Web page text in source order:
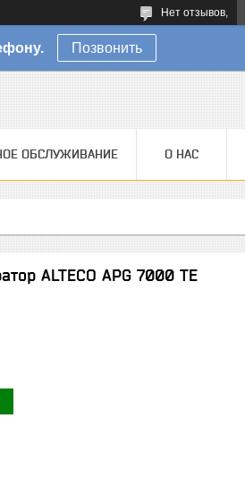
Нет отзывов,
Позвонить
ОБСЛУЖИВАНИЕ О НАС
ALTECO APG 7000 TE